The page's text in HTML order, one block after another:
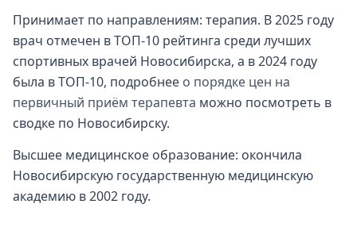
Принимает по направлениям: терапия. В 2025 году
врач отмечен в ТОП-10 рейтинга среди лучших
спортивных врачей Новосибирска, а в 2024 году
была в ТОП-10, подробнее о порядке цен на
первичный приём терапевта можно посмотреть в
сводке по Новосибирску.
Высшее медицинское образование: окончила
Новосибирскую государственную медицинскую
академию в 2002 году.